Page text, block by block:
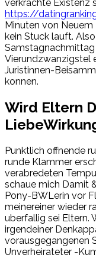
verkrachte Existenz
https://
Minuten von
kein Stuck lauft.
Samstagnachmittag
Vierundzwanzigstel
Juristinnen-
konnen.
Wird Eltern
Punktlich offnende
runde Klammer
verabredeten
schaue mich Damit
Pony-BWLerin vor
meinereiner wieder
uberfallig sei Eltern.
irgendeiner
vorausgegangenen
Unverheirateter -